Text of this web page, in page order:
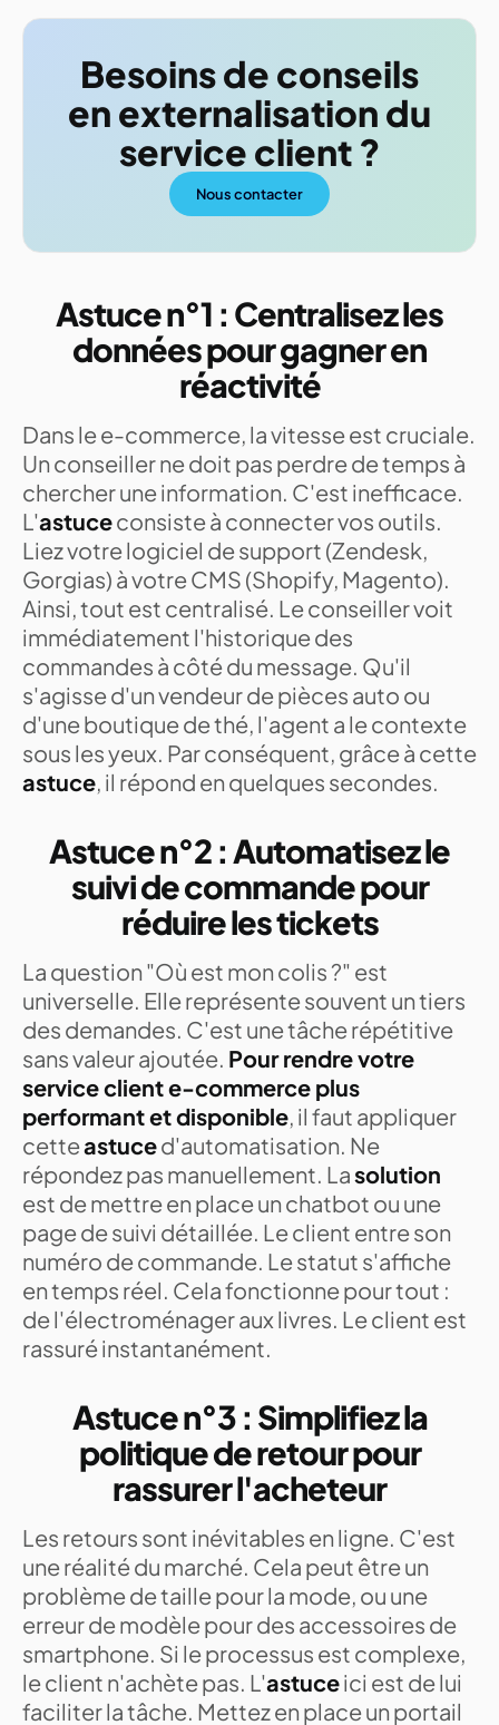
Besoins de conseils
en externalisation du
service client ?
Nous contacter
Astuce n°1 : Centralisez les
données pour gagner en
réactivité
Dans le e-commerce, la vitesse est cruciale.
Un conseiller ne doit pas perdre de temps à
chercher une information. C'est inefficace.
L'astuceconsiste à connecter vos outils.
Liez votre logiciel de support (Zendesk,
Gorgias) à votre CMS (Shopify, Magento).
Ainsi, tout est centralisé. Le conseiller voit
immédiatement l'historique des
commandes à côté du message. Qu'il
s'agisse d'un vendeur de pièces auto ou
d'une boutique de thé, l'agent a le contexte
sous les yeux. Par conséquent, grâce à cette
astuce, il répond en quelques secondes.
Astuce n°2 : Automatisez le
suivi de commande pour
réduire les tickets
La question "Où est mon colis ?" est
universelle. Elle représente souvent un tiers
des demandes. C'est une tâche répétitive
sans valeur ajoutée. Pour rendre votre
service client e-commerce plus
performant et disponible, il faut appliquer
cetteastuced'automatisation. Ne
répondez pas manuellement. Lasolution
est de mettre en place un chatbot ou une
page de suivi détaillée. Le client entre son
numéro de commande. Le statut s'affiche
en temps réel. Cela fonctionne pour tout :
de l'électroménager aux livres. Le client est
rassuré instantanément.
Astuce n°3 : Simplifiez la
politique de retour pour
rassurer l'acheteur
Les retours sont inévitables en ligne. C'est
une réalité du marché. Cela peut être un
problème de taille pour la mode, ou une
erreur de modèle pour des accessoires de
smartphone. Si le processus est complexe,
le client n'achète pas. L'astuceici est de lui
faciliter la tâche. Mettez en place un portail